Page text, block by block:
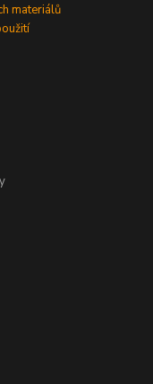
materiálů